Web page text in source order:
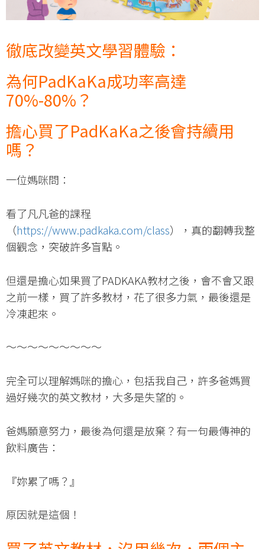
徹底改變英文學習體驗：
為何PadKaKa成功率高達
70%-80%？
擔心買了PadKaKa之後會持續用
嗎？
一位媽咪問：
看了凡凡爸的課程
（https://www.padkaka.com/class），真的翻轉我整
個觀念，突破許多盲點。
但還是擔心如果買了PADKAKA教材之後，會不會又跟
之前一樣，買了許多教材，花了很多力氣，最後還是
冷凍起來。
～～～～～～～～～
完全可以理解媽咪的擔心，包括我自己，許多爸媽買
過好幾次的英文教材，大多是失望的。
爸媽願意努力，最後為何還是放棄？有一句最傳神的
飲料廣告：
『妳累了嗎？』
原因就是這個！